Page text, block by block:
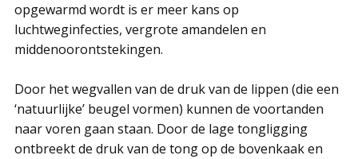
opgewarmd wordt is er meer kans op
luchtweginfecties, vergrote amandelen en
middenoorontstekingen.
Door het wegvallen van de druk van de lippen (die een
‘natuurlijke’ beugel vormen) kunnen de voortanden
naar voren gaan staan. Door de lage tongligging
ontbreekt de druk van de tong op de bovenkaak en